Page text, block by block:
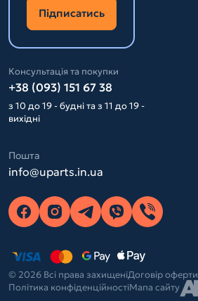
Підписатись
Консультація та покупки
+38 (093) 151 67 38
з 10 до 19 - будні та з 11 до 19 -
вихідні
Пошта
info@uparts.in.ua
© 2026 Всі права захищеніДоговір оферти
Політика конфіденційностіМапа сайту